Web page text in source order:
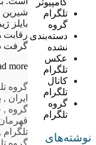
کامپیوتر
تلگرام
گروه
دسته‌بندی
نشده
عکس
تلگرام
کانال
تلگرام
گروه
تلگرام
نوشته‌های
شیرین
بایلز
گرفت
more »
گروه
ایران ,
گروه ,
تلگرام ,
گروه